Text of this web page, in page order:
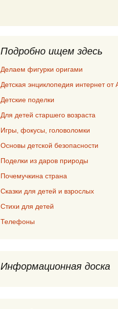
Подробно ищем здесь
Делаем фигурки оригами
Детская энциклопедия интернет от
Детские поделки
Для детей старшего возраста
Игры, фокусы, головоломки
Основы детской безопасности
Поделки из даров природы
Почемучкина страна
Сказки для детей и взрослых
Стихи для детей
Телефоны
Информационная доска